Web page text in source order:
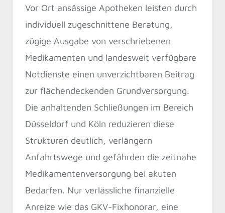
Vor Ort ansässige Apotheken leisten durch
individuell zugeschnittene Beratung,
zügige Ausgabe von verschriebenen
Medikamenten und landesweit verfügbare
Notdienste einen unverzichtbaren Beitrag
zur flächendeckenden Grundversorgung.
Die anhaltenden Schließungen im Bereich
Düsseldorf und Köln reduzieren diese
Strukturen deutlich, verlängern
Anfahrtswege und gefährden die zeitnahe
Medikamentenversorgung bei akuten
Bedarfen. Nur verlässliche finanzielle
Anreize wie das GKV-Fixhonorar, eine